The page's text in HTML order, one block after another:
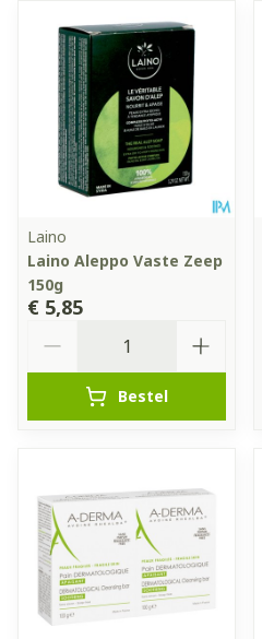
Laino
Laino Aleppo Vaste Zeep
150g
€ 5,85
Bestel